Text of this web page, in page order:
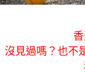
沒見過嗎？也不